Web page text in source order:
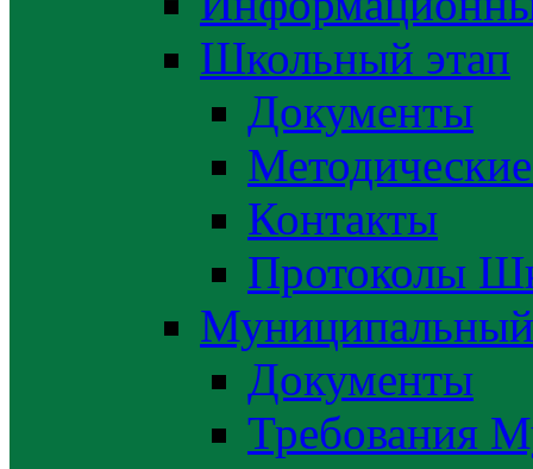
Школьный этап
Документы
Контакты
Протоколы
Муниципальный
Документы
Требования